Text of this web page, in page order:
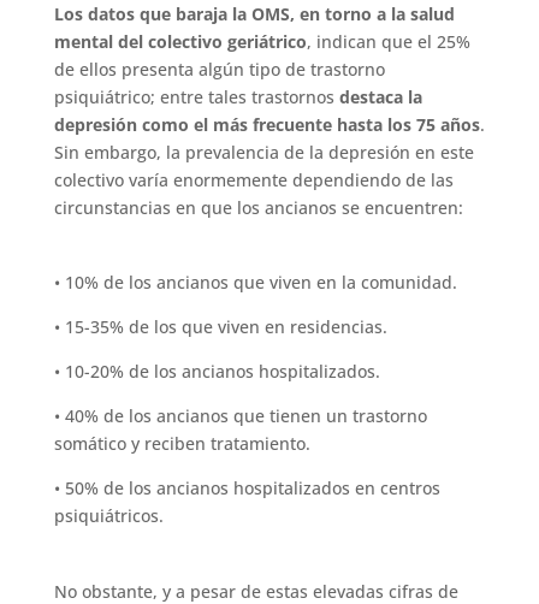
Los datos que baraja la OMS, en torno a la salud
mental del colectivo geriátrico, indican que el 25%
de ellos presenta algún tipo de trastorno
psiquiátrico; entre tales trastornos destaca la
depresión como el más frecuente hasta los 75 años.
Sin embargo, la prevalencia de la depresión en este
colectivo varía enormemente dependiendo de las
circunstancias en que los ancianos se encuentren:
• 10% de los ancianos que viven en la comunidad.
• 15-35% de los que viven en residencias.
• 10-20% de los ancianos hospitalizados.
• 40% de los ancianos que tienen un trastorno
somático y reciben tratamiento.
• 50% de los ancianos hospitalizados en centros
psiquiátricos.
No obstante, y a pesar de estas elevadas cifras de